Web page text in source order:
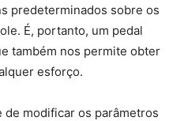
predeterminados sobre os
É, portanto, um pedal
também nos permite obter
esforço.
de modificar os parâmetros